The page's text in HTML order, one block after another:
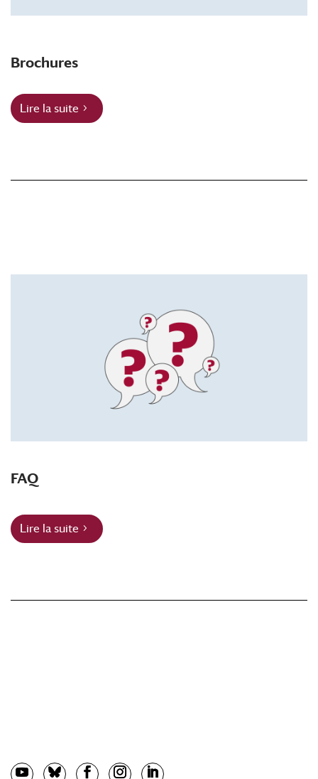
Brochures
Lire la suite
FAQ
Lire la suite